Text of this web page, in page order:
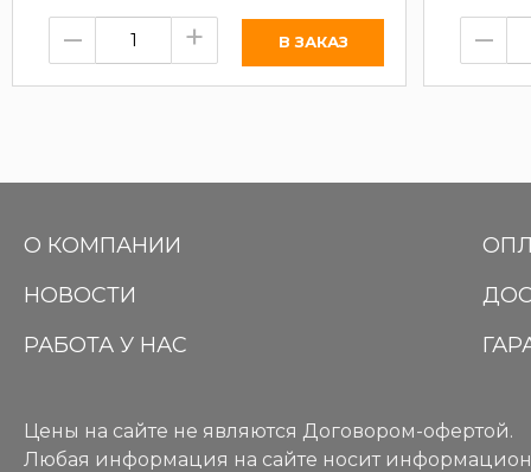
– + –
О КОМПАНИИ
НОВОСТИ
РАБОТА У НАС
Цены на сайте не являются Договором-офертой.
Любая информация на сайте носит